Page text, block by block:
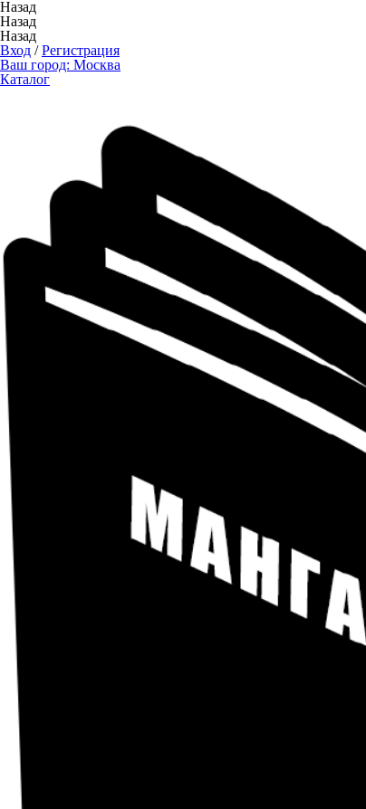
Назад
Назад
Назад
Вход /Регистрация
Ваш город: Москва
Каталог